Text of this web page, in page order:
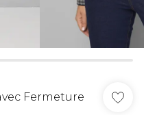
Fermeture